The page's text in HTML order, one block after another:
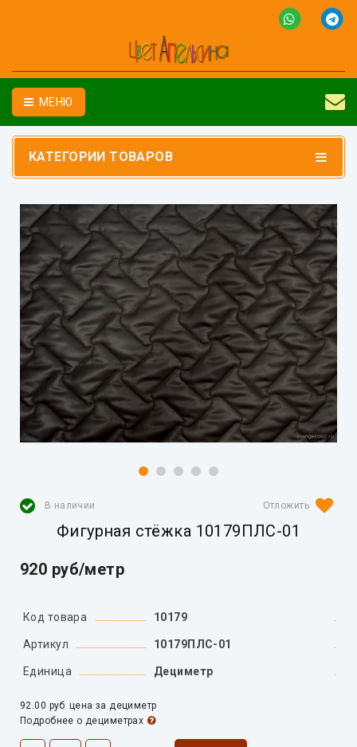
МЕНЮ
КАТЕГОРИИ ТОВАРОВ
В наличии
Фигурная стёжка 10179ПЛС-01
920 руб/метр
Код товара 10179
Артикул 10179ПЛС-01
Единица Дециметр
92.00 руб цена за дециметр
Подробнее о дециметрах